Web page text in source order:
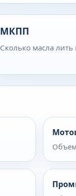
МКПП
Сколько масла